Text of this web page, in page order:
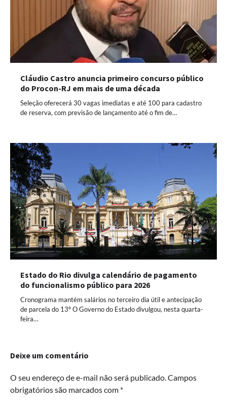
Cláudio Castro anuncia primeiro concurso público
do Procon-RJ em mais de uma década
Seleção oferecerá 30 vagas imediatas e até 100 para cadastro
de reserva, com previsão de lançamento até o fim de…
Estado do Rio divulga calendário de pagamento
do funcionalismo público para 2026
Cronograma mantém salários no terceiro dia útil e antecipação
de parcela do 13º O Governo do Estado divulgou, nesta quarta-
feira…
Deixe um comentário
O seu endereço de e-mail não será publicado. Campos
obrigatórios são marcados com *